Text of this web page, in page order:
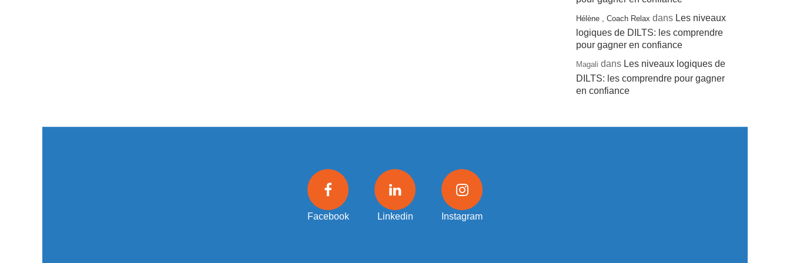
Hélène , Coach Relax dans Les niveaux
logiques de DILTS: les comprendre
pour gagner en confiance
Magali dans Les niveaux logiques de
DILTS: les comprendre pour gagner
en confiance
Facebook Linkedin Instagram